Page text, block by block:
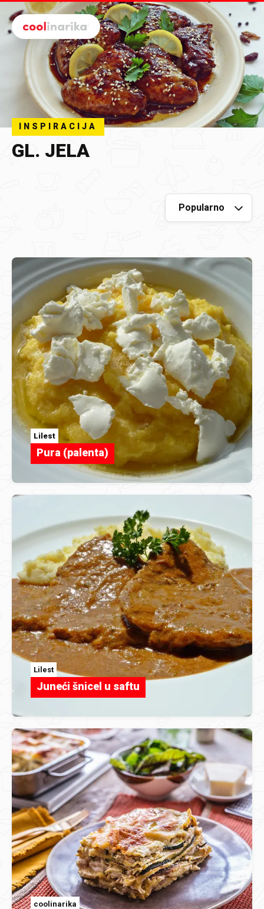
Preskoči na glavni sadržaj
INSPIRACIJA
GL. JELA
Lilest
Pura (palenta)
Lilest
Juneći šnicel u saftu
coolinarika